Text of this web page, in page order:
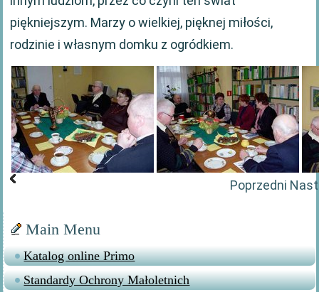
piękniejszym. Marzy o wielkiej, pięknej miłości,
rodzinie i własnym domku z ogródkiem.
Poprzedni
Main Menu
Katalog online Primo
Standardy Ochrony Małoletnich